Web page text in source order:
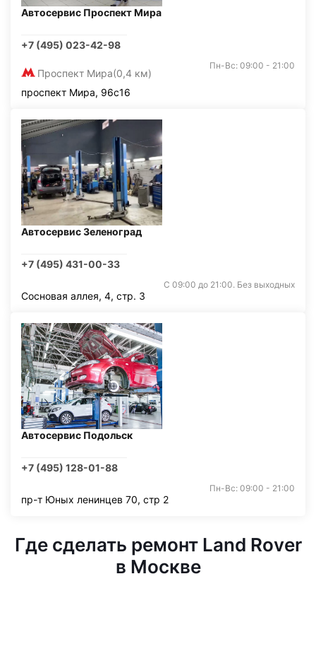
Автосервис Проспект Мира
+7 (495) 023-42-98
Проспект Мира(0,4 км)
Пн-Вс: 09:00 - 21:00
проспект Мира, 96с16
Автосервис Зеленоград
+7 (495) 431-00-33
С 09:00 до 21:00. Без выходных
Сосновая аллея, 4, стр. 3
Автосервис Подольск
+7 (495) 128-01-88
Пн-Вс: 09:00 - 21:00
пр-т Юных ленинцев 70, стр 2
Где сделать ремонт Land Rover
в Москве